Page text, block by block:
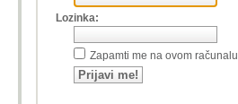
Lozinka:
Zapamti me na ovom računalu